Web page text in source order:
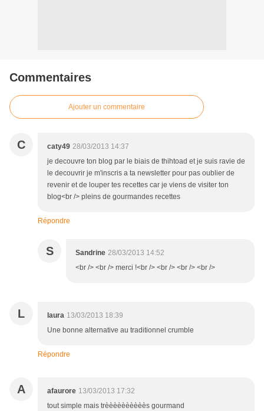
Commentaires
Ajouter un commentaire
C caty49 28/03/2013 14:37
je decouvre ton blog par le biais de thihtoad et je suis ravie de
le decouvrir je m'inscris a ta newsletter pour pas oublier de
revenir et de louper tes recettes car je viens de visiter ton
blog<br /> pleins de gourmandes recettes
Répondre
S Sandrine 28/03/2013 14:52
<br /> <br /> merci !<br /> <br /> <br /> <br />
L laura 13/03/2013 18:39
Une bonne alternative au traditionnel crumble
Répondre
A afaurore 13/03/2013 17:32
tout simple mais trèèèèèèèèèès gourmand